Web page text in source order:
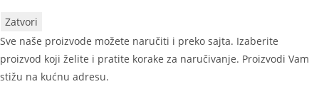
Zatvori
Sve naše proizvode možete naručiti i preko sajta. Izaberite
proizvod koji želite i pratite korake za naručivanje. Proizvodi Vam
stižu na kućnu adresu.